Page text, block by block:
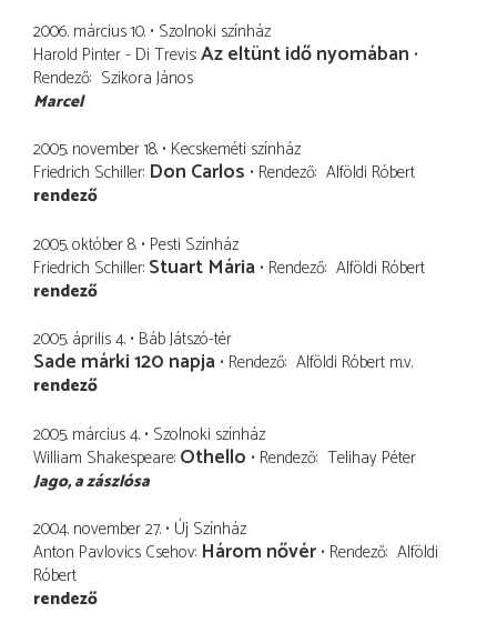
2006. március 10. Szolnoki színház
Harold Pinter - Di Trevis Az eltünt idő nyomában
Rendező Szikora János
Marcel
2005. november 18. Kecskeméti színház
Friedrich Schiller Don Carlos Rendező Alföldi Róbert
rendező
2005. október 8. Pesti Színház
Friedrich Schiller Stuart Mária Rendező Alföldi Róbert
rendező
2005. április 4. Báb Játszó-tér
Sade márki 120 napja Rendező Alföldi Róbert m.v.
rendező
2005. március 4. Szolnoki színház
William Shakespeare Othello Rendező Telihay Péter
Jago a zászlósa
2004. november 27. Új Színház
Anton Pavlovics Csehov Három nővér Rendező Alföldi
Róbert
rendező